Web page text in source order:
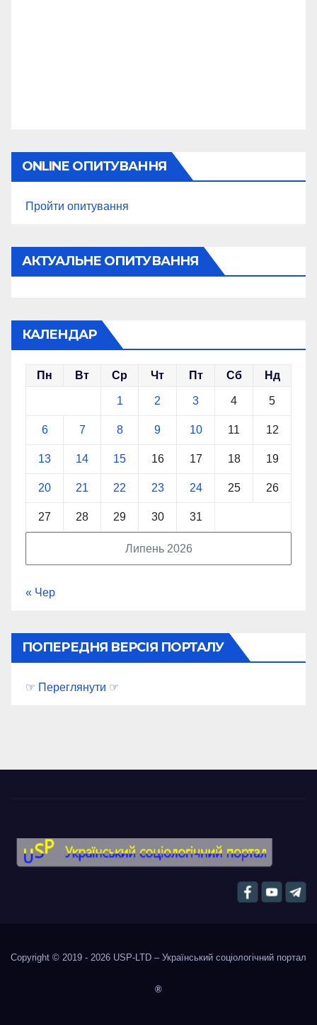
ONLINE ОПИТУВАННЯ
Пройти опитування
АКТУАЛЬНЕ ОПИТУВАННЯ
КАЛЕНДАР
Липень 2026
Пн Вт Ср Чт Пт Сб Нд
1 2 3 4 5
6 7 8 9 10 11 12
13 14 15 16 17 18 19
20 21 22 23 24 25 26
27 28 29 30 31
« Чер
ПОПЕРЕДНЯ ВЕРСІЯ ПОРТАЛУ
☞ Переглянути ☞
Copyright © 2019 - 2026 USP-LTD – Український соціологічний портал
®